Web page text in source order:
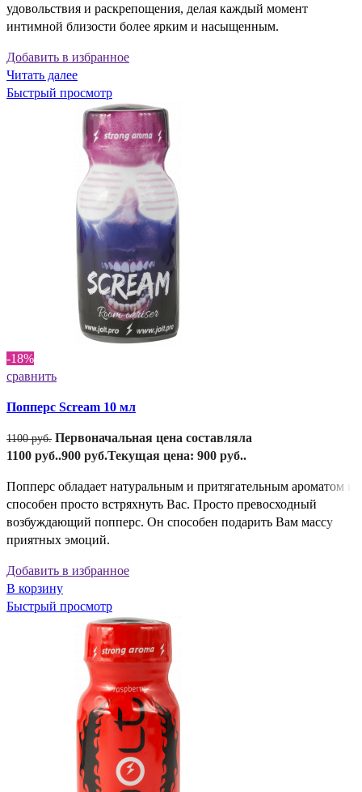
удовольствия и раскрепощения, делая каждый момент
интимной близости более ярким и насыщенным.
Добавить в избранное
Читать далее
Быстрый просмотр
-18%
сравнить
Попперс Scream 10 мл
1100руб. Первоначальная цена составляла
1100 руб..900 руб.Текущая цена: 900 руб..
Попперс обладает натуральным и притягательным ароматом и
способен просто встряхнуть Вас. Просто превосходный
возбуждающий попперс. Он способен подарить Вам массу
приятных эмоций.
Добавить в избранное
В корзину
Быстрый просмотр